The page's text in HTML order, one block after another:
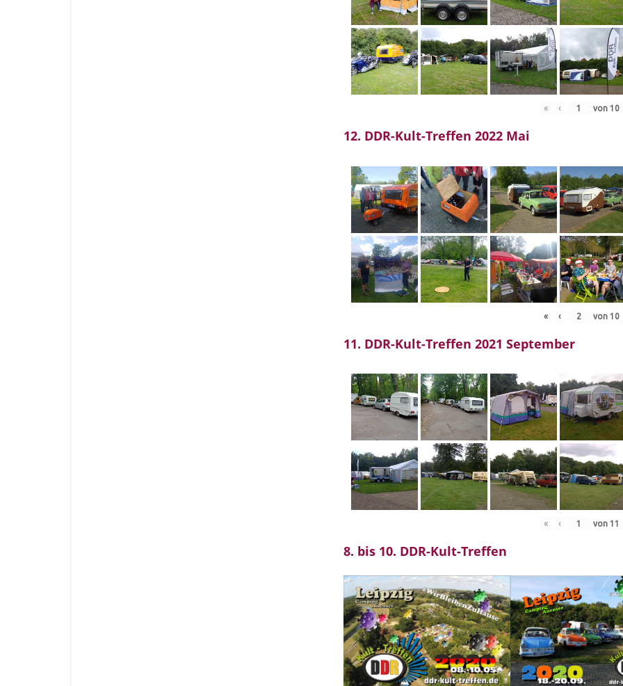
« ‹ von10
12. DDR-Kult-Treffen 2022 Mai
« ‹ von10
11. DDR-Kult-Treffen 2021 September
« ‹ von11
8. bis 10. DDR-Kult-Treffen